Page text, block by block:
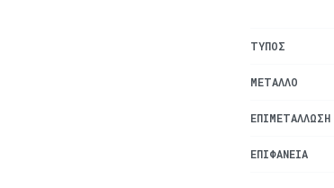
ΤΎΠΟΣ
ΜΈΤΑΛΛΟ
ΕΠΙΜΕΤΆΛΛΩΣΗ
ΕΠΙΦΆΝΕΙΑ